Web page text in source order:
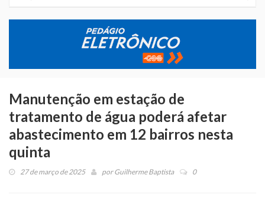
Manutenção em estação de
tratamento de água poderá afetar
abastecimento em 12 bairros nesta
quinta
27 de março de 2025 porGuilherme Baptista 0